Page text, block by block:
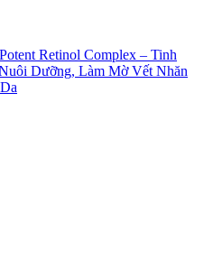
Retinol Complex – Tinh
Dưỡng, Làm Mờ Vết Nhăn